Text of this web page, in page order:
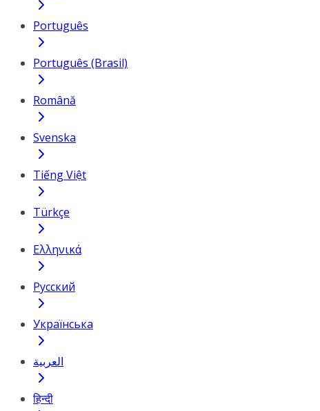
Português
Português (Brasil)
Română
Svenska
Tiếng Việt
Türkçe
Ελληνικά
Русский
Українська
العربية
हिन्दी